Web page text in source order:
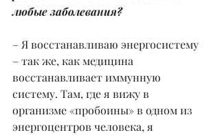
любые заболевания?
– Я восстанавливаю энергосистему
– так же, как медицина
восстанавливает иммунную
систему. Там, где я вижу в
организме «пробоины» в одном из
энергоцентров человека, я